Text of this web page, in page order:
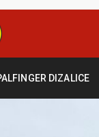
DIZALICE